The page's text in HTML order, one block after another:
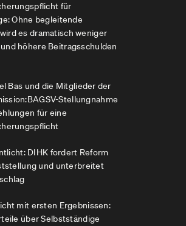
für
Ohne begleitende
es dramatisch weniger
höhere Beitragsschulden
Bas und die Mitglieder der
Stellungnahme
für eine
DIHK fordert Reform
und unterbreitet
mit ersten Ergebnissen:
über Selbstständige